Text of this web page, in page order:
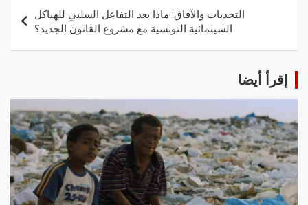
التحديات والآفاق: ماذا بعد التفاعل السلبي للهياكل
السينمائية التونسية مع مشروع القانون الجديد؟
إقرأ أيضا